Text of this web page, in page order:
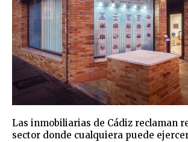
Las inmobiliarias de Cádiz reclaman
sector donde cualquiera puede